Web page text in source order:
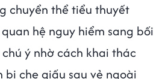
chuyển thể tiểu thuyết
hệ nguy hiểm sang bối
ý nhờ cách khai thác
bị che giấu sau vẻ ngoài